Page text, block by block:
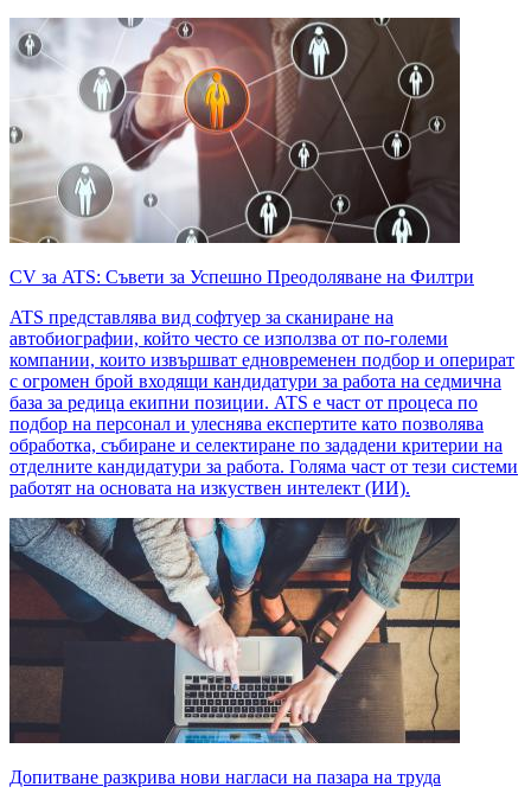
CV за ATS: Съвети за Успешно Преодоляване на Филтри
ATS представлява вид софтуер за сканиране на
автобиографии, който често се използва от по-големи
компании, които извършват едновременен подбор и оперират
с огромен брой входящи кандидатури за работа на седмична
база за редица екипни позиции. ATS е част от процеса по
подбор на персонал и улеснява експертите като позволява
обработка, събиране и селектиране по зададени критерии на
отделните кандидатури за работа. Голяма част от тези системи
работят на основата на изкуствен интелект (ИИ).
Допитване разкрива нови нагласи на пазара на труда